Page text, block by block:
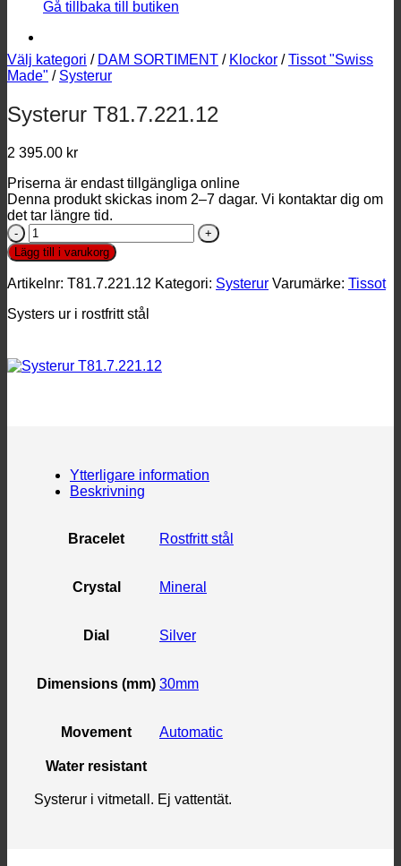
Gå tillbaka till butiken
Välj kategori / DAM SORTIMENT / Klockor / Tissot "Swiss
Made" / Systerur
Systerur T81.7.221.12
2 395.00 kr
Priserna är endast tillgängliga online
Denna produkt skickas inom 2–7 dagar. Vi kontaktar dig om
det tar längre tid.
Systerur
T81.7.221.12
mängd
Lägg till i varukorg
Artikelnr: T81.7.221.12 Kategori: Systerur Varumärke: Tissot
Systers ur i rostfritt stål
Ytterligare information
Beskrivning
Bracelet Rostfritt stål
Crystal Mineral
Dial Silver
Dimensions (mm) 30mm
Movement Automatic
Water resistant
Systerur i vitmetall. Ej vattentät.